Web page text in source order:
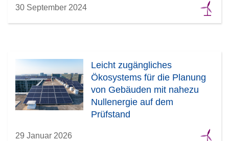
30 September 2024
Leicht zugängliches
Ökosystems für die Planung
von Gebäuden mit nahezu
Nullenergie auf dem
Prüfstand
29 Januar 2026